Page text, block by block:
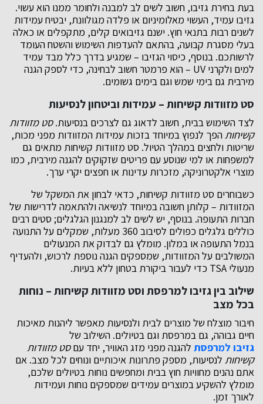
בעת בחירת גזיבו, חשוב לשים לב למבנה ולחומר ממנו הוא עשוי.
גזיבו עמיד, העשוי מאלומיניום או פלדה מגולוונת, יבטיח עמידות
לשנים רבות בתנאי חוץ. ישנם גזיבואים קלים, מתקפלים או כאלה
בעלי מסגרת קבועה, בהתאם להעדפות השימוש והשטח העומד
לרשותכם. בנוסף, כיסוי הגזיבו – שמגיע בדרך כלל מבד עמיד
למים ולקרני UV – הוא פרמטר חשוב לבחינה, כדי לספק הגנה
מירבית גם בימי שמש וגם בימים גשומים.
סט מזוודות קשיחות – עמידות וביטחון לנסיעות
לצד השימוש בבית, חשוב לדאוג גם לצרכים בנסיעות.סט מזוודות
קשיחותהפך לנפוץ במיוחד בזכות עמידות המזוודות מפני מכות,
שריטות ולחצים במהלך הטיול. סט מזוודות קשיחות מתאים גם
למשפחות או למי שנוסע עם פריטים שזקוקים להגנה מירבית, כמו
מוצרי אלקטרוניקה, מזכרות עדינות או חפצים יקרי ערך.
כשבוחרים סט מזוודות קשיחות, כדאי לבחון את המשקל של
המזוודות – קלותן חשובה במיוחד לנשיאה ולהתאמה לדרישות של
חברות התעופה. בנוסף, יש לשים לב למנגנון הגלגלים; סטים רבים
כוללים גלגלים כפולים לסיבוב 360 מעלות, שמקלים על התנועה
בנמל התעופה או במלון. מומלץ גם לבדוק את המנעולים
המשולבים על המזוודות, שמספקים הגנה נוספת לרכוש, ולהעדיף
מנעולי TSA כדי לעבור ביקורת בטחון ללא בעיות.
שילוב בין גזיבו למרפסת וסט מזוודות קשיחות – נוחות
בכל מצב
חיבור מוצלח של מוצרים לבית ולנסיעות מאפשר ליהנות מאיכות
חיים גבוהה, גם במרפסת וגם בטיולים. השילוב של
גזיבו למרפסת להגנה מפני מזג האוויר, יחד עםסט מזוודות
קשיחות לנסיעות, מספק פתרונות איכותיים ונוחים לכל מצב. אם
אתם נהנים מחוויות חוץ בבית ומחפשים נוחות בטיולים שלכם,
מומלץ להשקיע במוצרים עמידים שמספקים נוחות ועמידות
לאורך זמן.